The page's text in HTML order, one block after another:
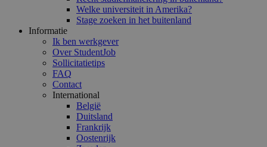
Welke universiteit in Amerika?
Stage zoeken in het buitenland
Informatie
Ik ben werkgever
Over StudentJob
Sollicitatietips
FAQ
Contact
International
België
Duitsland
Frankrijk
Oostenrijk